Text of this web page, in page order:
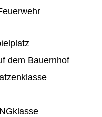
dem Bauernhof